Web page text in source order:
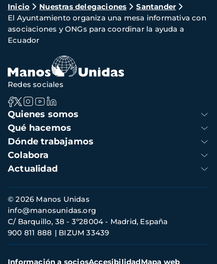
Ruta
de
navegación
Inicio Nuestras delegaciones
Santander
El Ayuntamiento organiza una mesa informativa con
asociaciones y ONGs para coordinar la ayuda a
Ecuador
Navegación
principal
Quienes somos
Qué hacemos
Dónde trabajamos
Colabora
Actualidad
Redes sociales
Información
de
contacto
© 2026 Manos Unidas
C/ Barquillo, 38 - 3º28004 - Madrid, España
900 811 888
BIZUM 33439
info@manosunidas.org
Menú
Información a sociosAccesibilidadMapa web